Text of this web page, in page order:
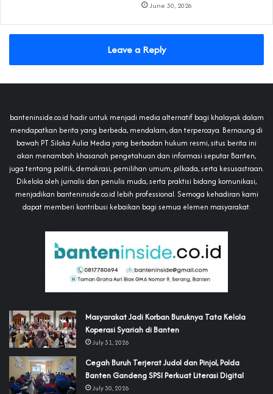
June 30, 2026
Leave a Reply
banteninside.co.id hadir untuk menjadi media alternatif bagi khalayak dalam
mendapatkan berita yang berbeda, mendalam, dan terpercaya. Bernaung di
bawah PT Siloka Aulia Media yang berbadan hukum resmi, situs berita ini
akan menambah khasanah pengetahuan dan informasi seputar Banten,
juga tentang politik, demokrasi, pemilihan umum, pilkada, serta kesusastraan.
Dikelola oleh jurnalis dan penulis muda, serta praktisi bidang komunikasi,
menjadikan banteninside.co.id lebih professional. Semoga kehadiran kami
dapat memberi kontribusi kebaikan bagi semua elemen masyarakat.
‎Masyarakat Jadi Korban Buruknya Tata Kelola
Koperasi Syariah di Banten
July 31, 2026
Cegah Buruh Terjerat Judol dan Pinjol, Polda
Banten Gandeng SPSI Perkuat Literasi Digital
July 30, 2026